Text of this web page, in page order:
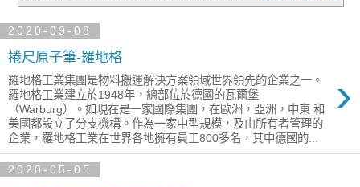
2020-09-08
捲尺原子筆-羅地格
›
羅地格工業集團是物料搬運解決方案領域世界領先的企業之一。
羅地格工業建立於1948年，總部位於德國的瓦爾堡
（Warburg）。如現在是一家國際集團，在歐洲，亞洲，中東 和
美國都設立了分支機構。作為一家中型規模，及由所有者管理的
企業，羅地格工業在世界各地擁有員工800多名，其中德國的...
2020-05-05